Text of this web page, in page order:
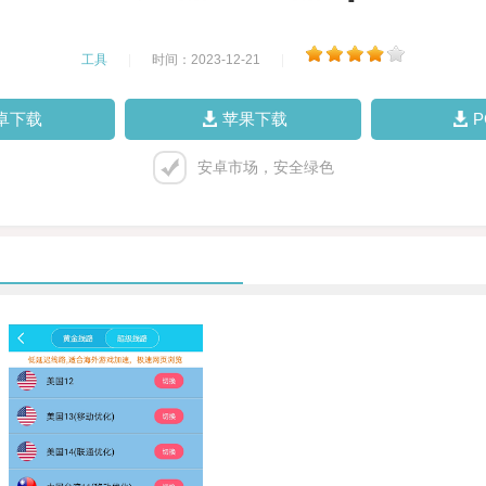
工具 时间：2023-12-21
下载 苹果下载
安卓市场，安全绿色